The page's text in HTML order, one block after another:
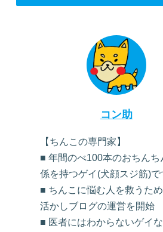
コン助
【ちんこの専門家】
■ 年間のべ100本のおちんち
係を持つゲイ(犬顔スジ筋)で
■ ちんこに悩む人を救うた
活かしブログの運営を開始
■ 医者にはわからないゲイ